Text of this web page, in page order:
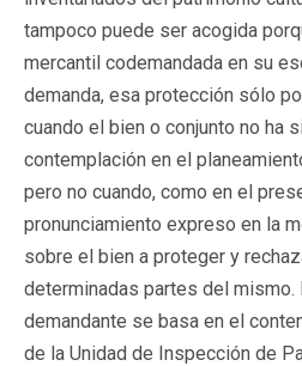
tampoco puede ser acogida
mercantil codemandada en su
demanda, esa protección sólo
cuando el bien o conjunto no ha
contemplación en el
pero no cuando, como en el
pronunciamiento expreso en la
sobre el bien a proteger y
determinadas partes del mismo.
demandante se basa en el
de la Unidad de Inspección de